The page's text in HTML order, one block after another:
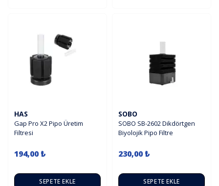
HAS
Gap Pro X2 Pipo Üretim
Filtresi
194,00 ₺
SEPETE EKLE
SOBO
SOBO SB-2602 Dikdörtgen
Biyolojik Pipo Filtre
230,00 ₺
SEPETE EKLE